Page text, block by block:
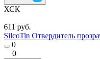
ХСК
611 руб.
SilcoTin Отвердитель
0
0